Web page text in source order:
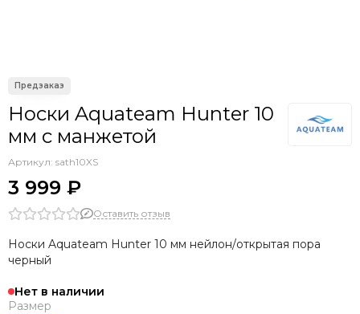
Носки Aquateam Hunter 10
мм с манжетой
Артикул: sath10XS
3 999 ₽
Оставить отзыв
Носки Aquateam Hunter 10 мм нейлон/открытая пора
черный
Нет в наличии
Размер